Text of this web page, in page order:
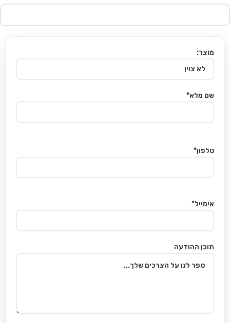
מוצר:
שם מלא*
טלפון*
אימייל*
תוכן ההודעה